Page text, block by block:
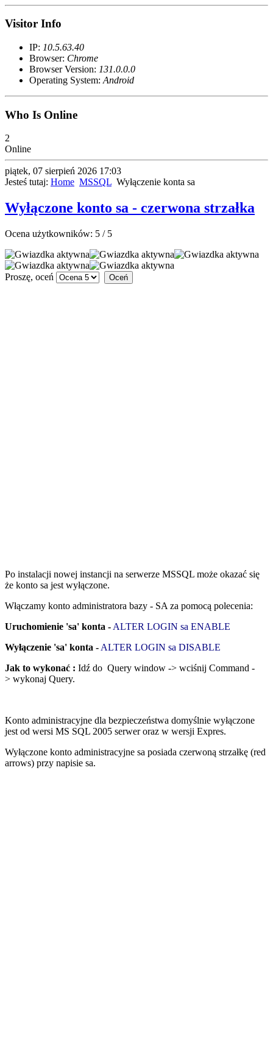
Visitor Info
IP: 10.5.63.40
Browser: Chrome
Browser Version: 131.0.0.0
Operating System: Android
Who Is Online
2
Online
piątek, 07 sierpień 2026 17:03
Jesteś tutaj: Home MSSQL Wyłączenie konta sa
Wyłączone konto sa - czerwona strzałka
Ocena użytkowników: 5 / 5
Proszę, oceń
Po instalacji nowej instancji na serwerze MSSQL może okazać się
że konto sa jest wyłączone.
Włączamy konto administratora bazy - SA za pomocą polecenia:
Uruchomienie 'sa' konta - ALTER LOGIN sa ENABLE
Wyłączenie 'sa' konta - ALTER LOGIN sa DISABLE
Jak to wykonać : Idź do Query window -> wciśnij Command -
> wykonaj Query.
Konto administracyjne dla bezpieczeństwa domyślnie wyłączone
jest od wersi MS SQL 2005 serwer oraz w wersji Expres.
Wyłączone konto administracyjne sa posiada czerwoną strzałkę (red
arrows) przy napisie sa.